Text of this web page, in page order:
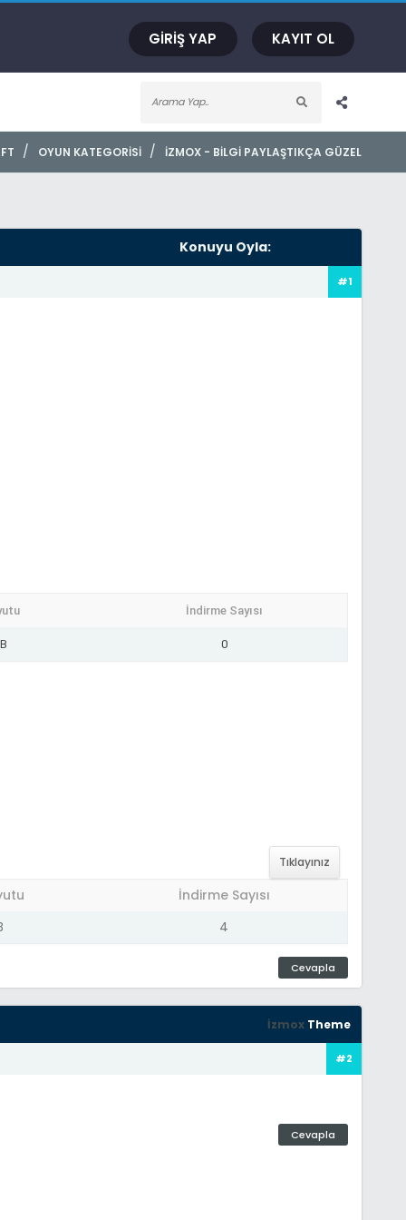
GIRIŞ YAP KAYIT OL
İZMOX - BILGI PAYLAŞTIKÇA GÜZEL
/
OYUN KATEGORISI
/
Konuyu Oyla:
#1
İndirme Sayısı
0
Tıklayınız
İndirme Sayısı
4
Cevapla
İzmox Theme
#2
Cevapla